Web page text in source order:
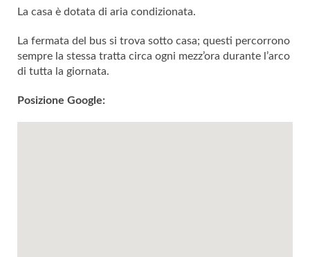
La casa è dotata di aria condizionata.
La fermata del bus si trova sotto casa; questi percorrono
sempre la stessa tratta circa ogni mezz’ora durante l’arco
di tutta la giornata.
Posizione Google: